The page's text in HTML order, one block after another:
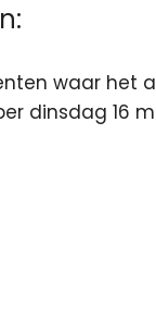
waar het
dinsdag 16